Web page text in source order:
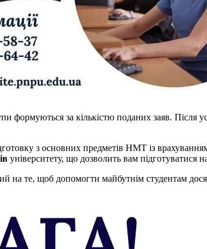
формуються за кількістю поданих заяв. Після
з основних предметів НМТ із
університету, що дозволить вам підготуватися
те, щоб допомогти майбутнім студентам